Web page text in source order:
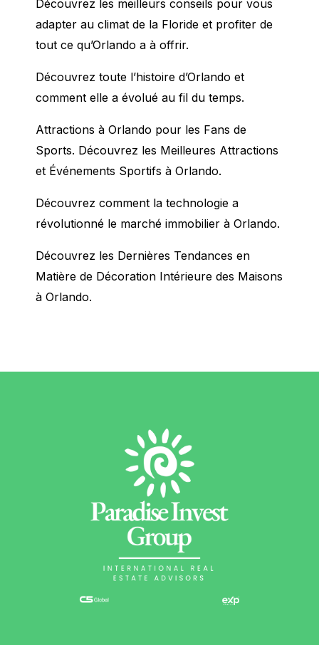
Découvrez les meilleurs conseils pour vous
adapter au climat de la Floride et profiter de
tout ce qu’Orlando a à offrir.
Découvrez toute l’histoire d’Orlando et
comment elle a évolué au fil du temps.
Attractions à Orlando pour les Fans de
Sports. Découvrez les Meilleures Attractions
et Événements Sportifs à Orlando.
Découvrez comment la technologie a
révolutionné le marché immobilier à Orlando.
Découvrez les Dernières Tendances en
Matière de Décoration Intérieure des Maisons
à Orlando.